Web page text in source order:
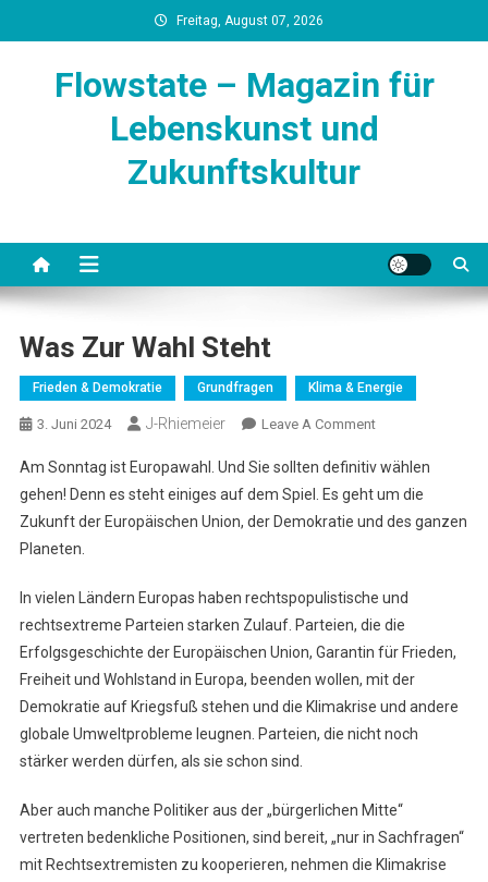
to
Freitag, August 07, 2026
Flowstate – Magazin für
Lebenskunst und
Zukunftskultur
Was Zur Wahl Steht
Frieden & Demokratie Grundfragen Klima & Energie
3. Juni 2024 J-Rhiemeier Leave A CommentOn
Zur
Wahl
Steht
Am Sonntag ist Europawahl. Und Sie sollten definitiv wählen
gehen! Denn es steht einiges auf dem Spiel. Es geht um die
Zukunft der Europäischen Union, der Demokratie und des ganzen
Planeten.
In vielen Ländern Europas haben rechtspopulistische und
rechtsextreme Parteien starken Zulauf. Parteien, die die
Erfolgsgeschichte der Europäischen Union, Garantin für Frieden,
Freiheit und Wohlstand in Europa, beenden wollen, mit der
Demokratie auf Kriegsfuß stehen und die Klimakrise und andere
globale Umweltprobleme leugnen. Parteien, die nicht noch
stärker werden dürfen, als sie schon sind.
Aber auch manche Politiker aus der „bürgerlichen Mitte“
vertreten bedenkliche Positionen, sind bereit, „nur in Sachfragen“
mit Rechtsextremisten zu kooperieren, nehmen die Klimakrise